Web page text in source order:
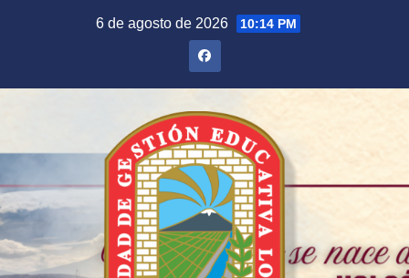
6 de agosto de 2026 10:14 PM